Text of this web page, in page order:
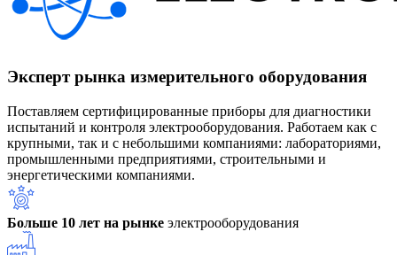
Эксперт рынка измерительного оборудования
Поставляем сертифицированные приборы для диагностики
испытаний и контроля электрооборудования. Работаем как с
крупными, так и с небольшими компаниями: лабораториями,
промышленными предприятиями, строительными и
энергетическими компаниями.
Больше 10 лет на рынке электрооборудования